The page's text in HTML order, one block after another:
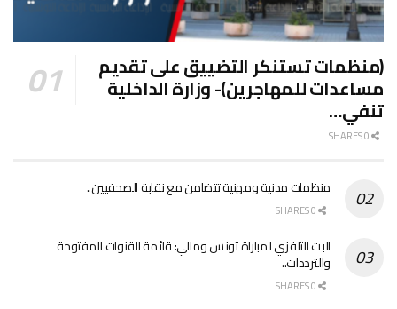
(منظمات تستنكر التضييق على تقديم
مساعدات للمهاجرين)- وزارة الداخلية
تنفي…
منظمات مدنية ومهنية تتضامن مع نقابة الصحفيين..
البث التلفزي لمباراة تونس ومالي: قائمة القنوات المفتوحة
والترددات..